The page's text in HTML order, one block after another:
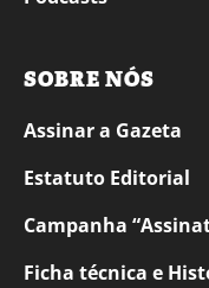
SOBRE NÓS
Assinar a Gazeta
Estatuto Editorial
Campanha
Ficha técnica e